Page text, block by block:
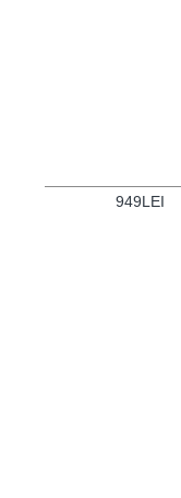
949LEI